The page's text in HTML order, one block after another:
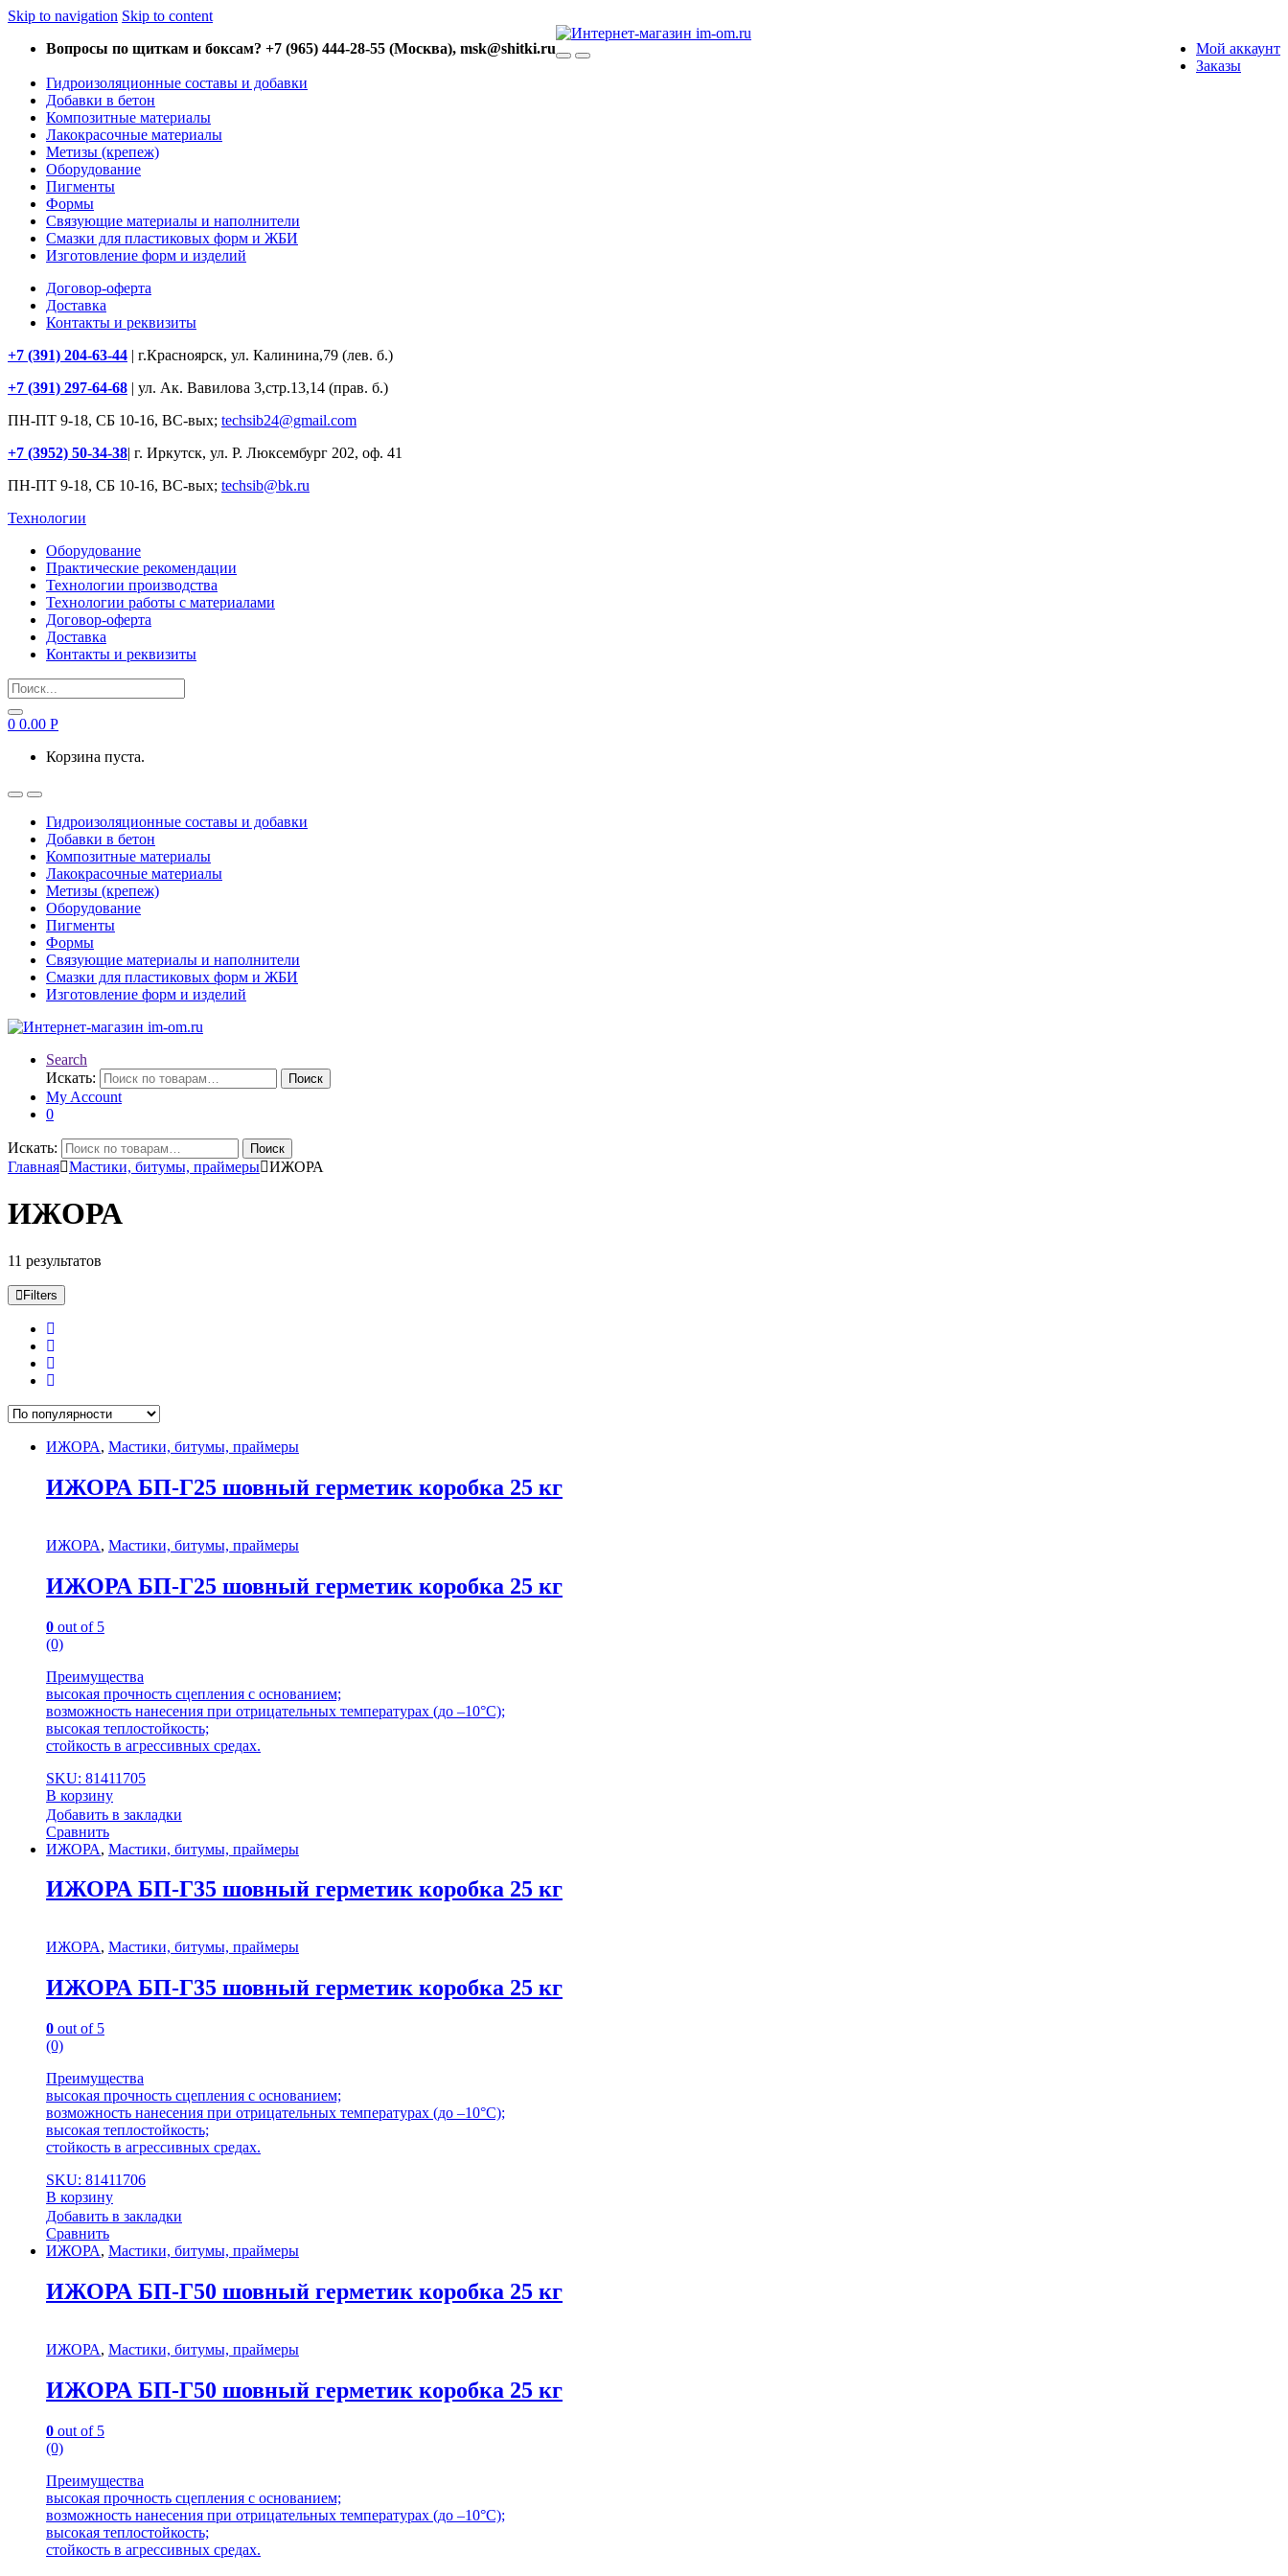
Skip to navigation Skip to content
Вопросы по щиткам и боксам? +7 (965) 444-28-55 (Москва), msk@shitki.ru
Мой аккаунт
Заказы
Гидроизоляционные составы и добавки
Добавки в бетон
Композитные материалы
Лакокрасочные материалы
Метизы (крепеж)
Оборудование
Пигменты
Формы
Связующие материалы и наполнители
Смазки для пластиковых форм и ЖБИ
Изготовление форм и изделий
Договор-оферта
Доставка
Контакты и реквизиты
+7 (391) 204-63-44 | г.Красноярск, ул. Калинина,79 (лев. б.)
+7 (391) 297-64-68 | ул. Ак. Вавилова 3,стр.13,14 (прав. б.)
ПН-ПТ 9-18, СБ 10-16, ВС-вых; techsib24@gmail.com
+7 (3952) 50-34-38| г. Иркутск, ул. Р. Люксембург 202, оф. 41
ПН-ПТ 9-18, СБ 10-16, ВС-вых; techsib@bk.ru
Технологии
Оборудование
Практические рекомендации
Технологии производства
Технологии работы с материалами
Договор-оферта
Доставка
Контакты и реквизиты
Search
for:
0 0.00 Р
Корзина пуста.
Гидроизоляционные составы и добавки
Добавки в бетон
Композитные материалы
Лакокрасочные материалы
Метизы (крепеж)
Оборудование
Пигменты
Формы
Связующие материалы и наполнители
Смазки для пластиковых форм и ЖБИ
Изготовление форм и изделий
Search
Искать:
Поиск
My Account
0
Искать: Поиск
Главная Мастики, битумы, праймеры ИЖОРА
ИЖОРА
11 результатов
Filters
ИЖОРА, Мастики, битумы, праймеры
ИЖОРА БП-Г25 шовный герметик коробка 25 кг
ИЖОРА, Мастики, битумы, праймеры
ИЖОРА БП-Г25 шовный герметик коробка 25 кг
0 out of 5
(0)
Преимущества
высокая прочность сцепления с основанием;
возможность нанесения при отрицательных температурах (до –10°С);
высокая теплостойкость;
стойкость в агрессивных средах.
SKU: 81411705
В корзину
Добавить в закладки
Сравнить
ИЖОРА, Мастики, битумы, праймеры
ИЖОРА БП-Г35 шовный герметик коробка 25 кг
ИЖОРА, Мастики, битумы, праймеры
ИЖОРА БП-Г35 шовный герметик коробка 25 кг
0 out of 5
(0)
Преимущества
высокая прочность сцепления с основанием;
возможность нанесения при отрицательных температурах (до –10°С);
высокая теплостойкость;
стойкость в агрессивных средах.
SKU: 81411706
В корзину
Добавить в закладки
Сравнить
ИЖОРА, Мастики, битумы, праймеры
ИЖОРА БП-Г50 шовный герметик коробка 25 кг
ИЖОРА, Мастики, битумы, праймеры
ИЖОРА БП-Г50 шовный герметик коробка 25 кг
0 out of 5
(0)
Преимущества
высокая прочность сцепления с основанием;
возможность нанесения при отрицательных температурах (до –10°С);
высокая теплостойкость;
стойкость в агрессивных средах.